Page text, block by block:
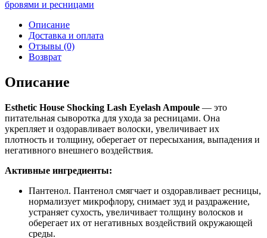
бровями и ресницами
Описание
Доставка и оплата
Отзывы (0)
Возврат
Описание
Esthetic House Shocking Lash Eyelash Ampoule — это
питательная сыворотка для ухода за ресницами. Она
укрепляет и оздоравливает волоски, увеличивает их
плотность и толщину, оберегает от пересыхания, выпадения и
негативного внешнего воздействия.
Активные ингредиенты:
Пантенол. Пантенол смягчает и оздоравливает ресницы,
нормализует микрофлору, снимает зуд и раздражение,
устраняет сухость, увеличивает толщину волосков и
оберегает их от негативных воздействий окружающей
среды.